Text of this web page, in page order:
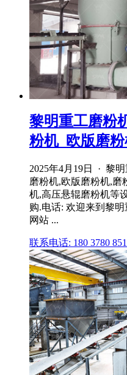
黎明重工磨粉
粉机_欧版磨
2025年4月19日 · 黎
磨粉机,欧版磨粉机,磨
机,高压悬辊磨粉机等
购.电话: 欢迎来到黎
网站 ...
联系电话: 180 3780